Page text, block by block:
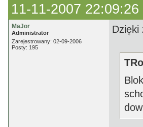
11-11-2007 22:09:26
MaJor
Administrator
Zarejestrowany: 02-09-2006
Posty: 195
Dzięki